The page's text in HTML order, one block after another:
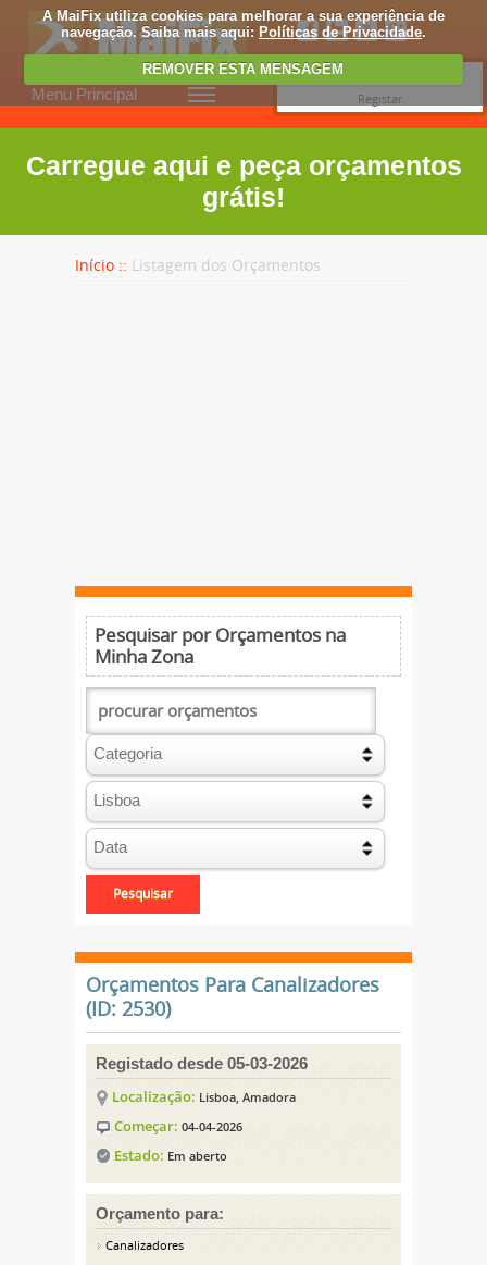
A MaiFix utiliza cookies para melhorar a sua experiência de
navegação. Saiba mais aqui: Políticas de Privacidade.
REMOVER ESTA MENSAGEM
Menu Principal
Registar
Carregue aqui e peça orçamentos
grátis!
Início :: Listagem dos Orçamentos
Pesquisar por Orçamentos na
Minha Zona
Orçamentos Para Canalizadores
(ID: 2530)
Registado desde 05-03-2026
Localização: Lisboa, Amadora
Começar: 04-04-2026
Estado: Em aberto
Orçamento para:
Canalizadores